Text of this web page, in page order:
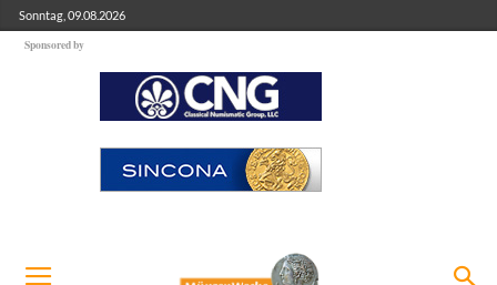
Sonntag, 09.08.2026
Sponsored by